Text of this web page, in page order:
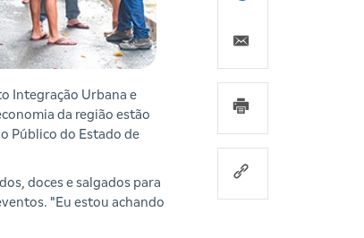
Integração Urbana e
da região estão
Público do Estado de
doces e salgados para
"Eu estou achando